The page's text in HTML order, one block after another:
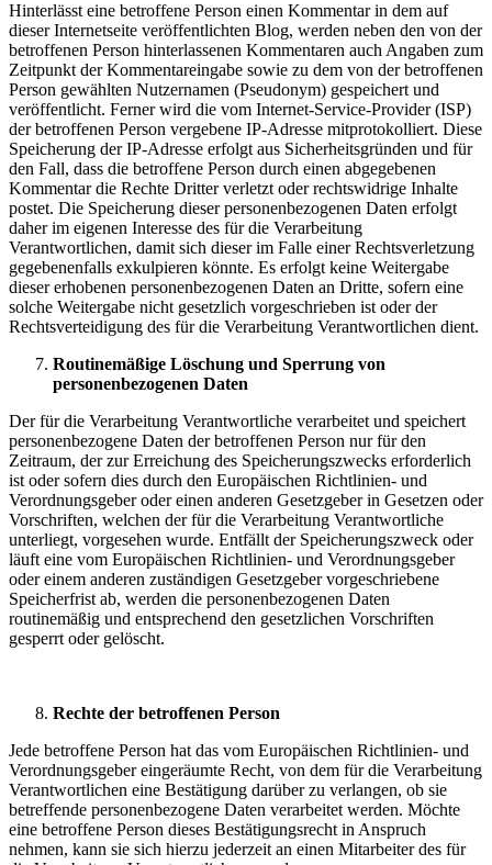
Hinterlässt eine betroffene Person einen Kommentar in dem auf
dieser Internetseite veröffentlichten Blog, werden neben den von der
betroffenen Person hinterlassenen Kommentaren auch Angaben zum
Zeitpunkt der Kommentareingabe sowie zu dem von der betroffenen
Person gewählten Nutzernamen (Pseudonym) gespeichert und
veröffentlicht. Ferner wird die vom Internet-Service-Provider (ISP)
der betroffenen Person vergebene IP-Adresse mitprotokolliert. Diese
Speicherung der IP-Adresse erfolgt aus Sicherheitsgründen und für
den Fall, dass die betroffene Person durch einen abgegebenen
Kommentar die Rechte Dritter verletzt oder rechtswidrige Inhalte
postet. Die Speicherung dieser personenbezogenen Daten erfolgt
daher im eigenen Interesse des für die Verarbeitung
Verantwortlichen, damit sich dieser im Falle einer Rechtsverletzung
gegebenenfalls exkulpieren könnte. Es erfolgt keine Weitergabe
dieser erhobenen personenbezogenen Daten an Dritte, sofern eine
solche Weitergabe nicht gesetzlich vorgeschrieben ist oder der
Rechtsverteidigung des für die Verarbeitung Verantwortlichen dient.
Routinemäßige Löschung und Sperrung von
personenbezogenen Daten
Der für die Verarbeitung Verantwortliche verarbeitet und speichert
personenbezogene Daten der betroffenen Person nur für den
Zeitraum, der zur Erreichung des Speicherungszwecks erforderlich
ist oder sofern dies durch den Europäischen Richtlinien- und
Verordnungsgeber oder einen anderen Gesetzgeber in Gesetzen oder
Vorschriften, welchen der für die Verarbeitung Verantwortliche
unterliegt, vorgesehen wurde. Entfällt der Speicherungszweck oder
läuft eine vom Europäischen Richtlinien- und Verordnungsgeber
oder einem anderen zuständigen Gesetzgeber vorgeschriebene
Speicherfrist ab, werden die personenbezogenen Daten
routinemäßig und entsprechend den gesetzlichen Vorschriften
gesperrt oder gelöscht.
Rechte der betroffenen Person
Jede betroffene Person hat das vom Europäischen Richtlinien- und
Verordnungsgeber eingeräumte Recht, von dem für die Verarbeitung
Verantwortlichen eine Bestätigung darüber zu verlangen, ob sie
betreffende personenbezogene Daten verarbeitet werden. Möchte
eine betroffene Person dieses Bestätigungsrecht in Anspruch
nehmen, kann sie sich hierzu jederzeit an einen Mitarbeiter des für